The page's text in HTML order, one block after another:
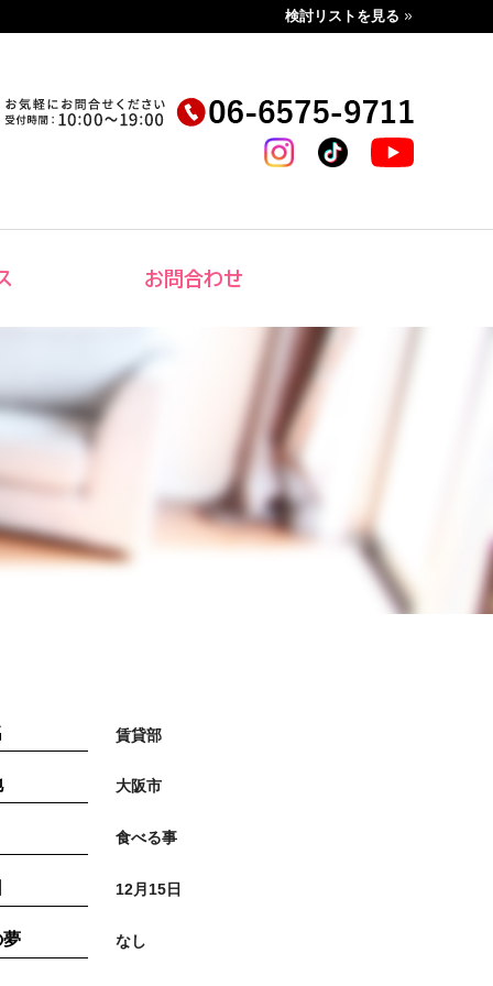
検討リストを見る
お問合わせ
賃貸部
大阪市
食べる事
12月15日
なし